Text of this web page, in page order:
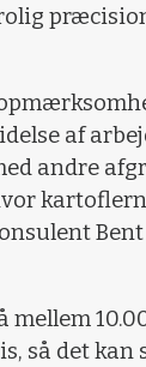
af
andre
Bent
mellem
så det kan